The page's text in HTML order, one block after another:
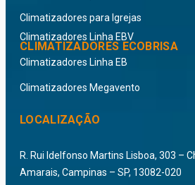
CLIMATIZADORES ECOBRISA
Climatizadores Linha EBV
Climatizadores Linha EB
Climatizadores Megavento
Climatizadores para Igrejas
LOCALIZAÇÃO
R. Rui Idelfonso Martins Lisboa, 303 –
Amarais, Campinas – SP, 13082-020